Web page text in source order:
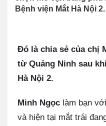
Bệnh viện Mắt Hà Nội 2.
Đó là chia sẻ của chị
từ Quảng Ninh sau
Hà Nội 2.
Minh Ngọc làm bạn
và hiện tại mắt trái